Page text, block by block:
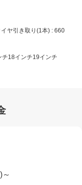
ヤ引き取り(1本) : 660
チ18インチ19インチ